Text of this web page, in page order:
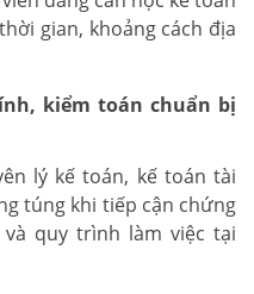
gian, khoảng cách địa
kiểm toán chuẩn bị
lý kế toán, kế toán tài
túng khi tiếp cận chứng
quy trình làm việc tại